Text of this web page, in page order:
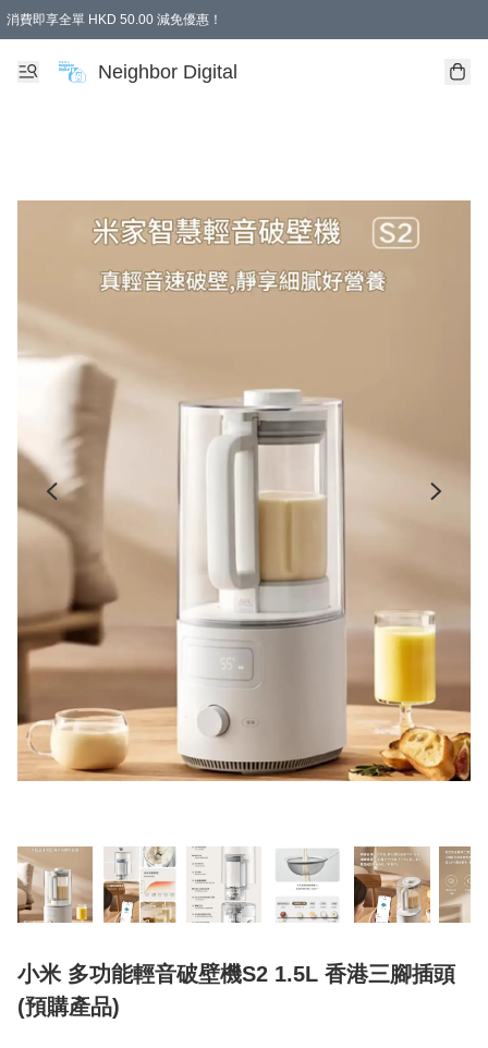
消費即享全單 HKD 50.00 減免優惠！
Neighbor Digital
小米 多功能輕音破壁機S2 1.5L 香港三腳插頭
(預購產品)